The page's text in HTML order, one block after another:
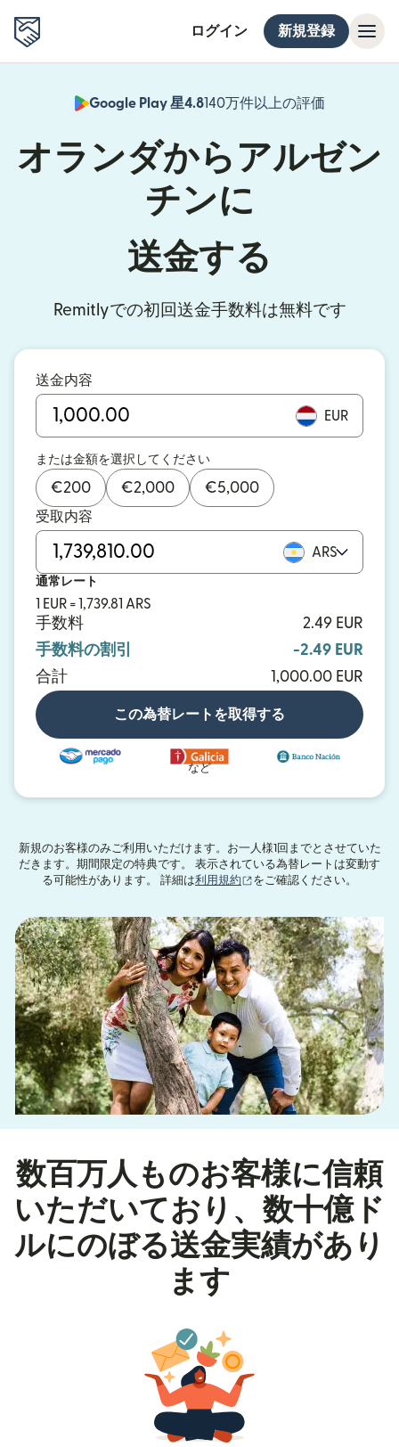
ログイン 新規登録
Google Play 星4.8140万件以上の評価
（別ウィン
オランダからアルゼン
チンに
送金する
Remitlyでの初回送金手数料は無料です
送金内容
EUR
または金額を選択してください
€200 €2,000 €5,000
受取内容
ARS
通常レート
1 EUR = 1,739.81 ARS
手数料
2.49 EUR
手数料の割引
-2.49 EUR
合計
1,000.00 EUR
この為替レートを取得する
など
新規のお客様のみご利用いただけます。お一人様1回までとさせていた
だきます。期間限定の特典です。 表示されている為替レートは変動す
る可能性があります。 詳細は利用規約 （別ウィンドウで開きます
をご確認ください。
数百万人ものお客様に信頼
いただいており、数十億ド
ルにのぼる送金実績があり
ます